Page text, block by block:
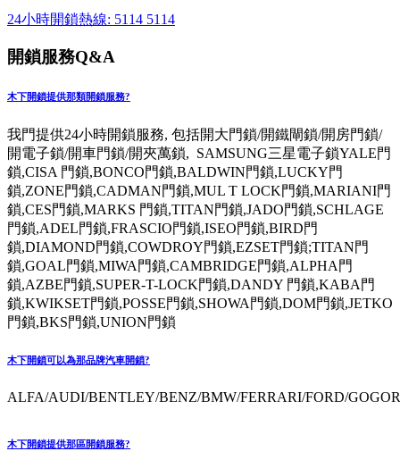
24小時開鎖熱線: 5114 5114
開鎖服務Q&A
木下開鎖提供那類開鎖服務?
我門提供24小時開鎖服務, 包括開大門鎖/開鐵閘鎖/開房門鎖/
開電子鎖/開車門鎖/開夾萬鎖, SAMSUNG三星電子鎖YALE門
鎖,CISA 門鎖,BONCO門鎖,BALDWIN門鎖,LUCKY門
鎖,ZONE門鎖,CADMAN門鎖,MUL T LOCK門鎖,MARIANI門
鎖,CES門鎖,MARKS 門鎖,TITAN門鎖,JADO門鎖,SCHLAGE
門鎖,ADEL門鎖,FRASCIO門鎖,ISEO門鎖,BIRD門
鎖,DIAMOND門鎖,COWDROY門鎖,EZSET門鎖;TITAN門
鎖,GOAL門鎖,MIWA門鎖,CAMBRIDGE門鎖,ALPHA門
鎖,AZBE門鎖,SUPER-T-LOCK門鎖,DANDY 門鎖,KABA門
鎖,KWIKSET門鎖,POSSE門鎖,SHOWA門鎖,DOM門鎖,JETKO
門鎖,BKS門鎖,UNION門鎖
木下開鎖可以為那品牌汽車開鎖?
ALFA/AUDI/BENTLEY/BENZ/BMW/FERRARI/FORD/
木下開鎖提供那區開鎖服務?